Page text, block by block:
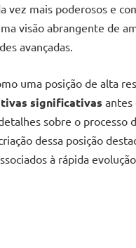
vez mais poderosos e
visão abrangente de
avançadas.
uma posição de alta
significativas antes
sobre o
dessa posição
à rápida